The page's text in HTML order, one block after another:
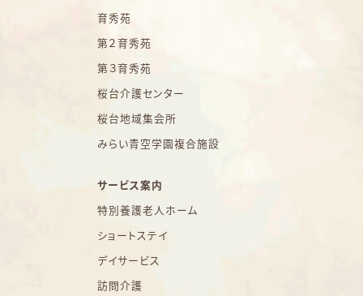
育秀苑
第２育秀苑
第３育秀苑
桜台介護センター
桜台地域集会所
みらい青空学園複合施設
サービス案内
特別養護老人ホーム
ショートステイ
デイサービス
訪問介護